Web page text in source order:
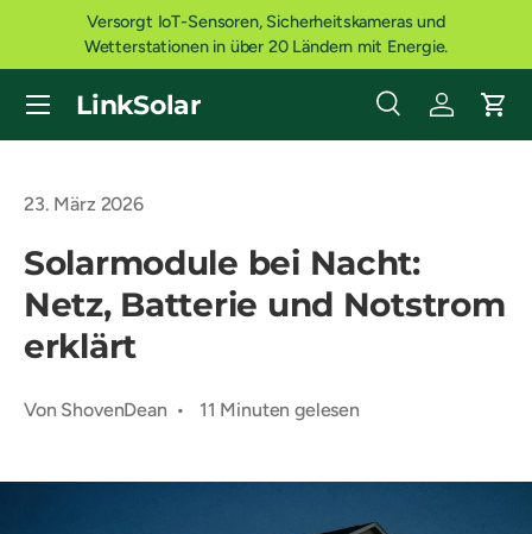
DIREKT ZUM INHALT
Versorgt IoT-Sensoren, Sicherheitskameras und
Wetterstationen in über 20 Ländern mit Energie.
LinkSolar
Suchen
Art
SucheEinloggen
Menü
23. März 2026
Solarmodule bei Nacht:
Netz, Batterie und Notstrom
erklärt
Von ShovenDean • 11 Minuten gelesen